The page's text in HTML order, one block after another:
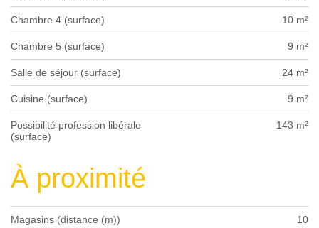
Chambre 4 (surface) 10 m²
Chambre 5 (surface) 9 m²
Salle de séjour (surface) 24 m²
Cuisine (surface) 9 m²
Possibilité profession libérale
(surface)
143 m²
À proximité
Magasins (distance (m)) 10